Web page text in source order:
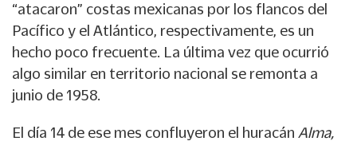
“atacaron” costas mexicanas por los flancos del
Pacífico y el Atlántico, respectivamente, es un
hecho poco frecuente. La última vez que ocurrió
algo similar en territorio nacional se remonta a
junio de 1958.
El día 14 de ese mes confluyeron el huracán Alma,